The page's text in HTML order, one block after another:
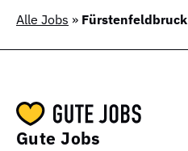
Alle Jobs » Fürstenfeldbruck
Gute Jobs